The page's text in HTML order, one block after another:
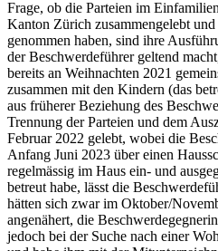
Frage, ob die Parteien im
Kanton Zürich zusammengelebt
genommen haben, sind ihre
der Beschwerdeführer geltend
bereits an Weihnachten 2021
zusammen mit den Kindern (das
aus früherer Beziehung des
Trennung der Parteien und dem
Februar 2022 gelebt, wobei die
Anfang Juni 2023 über einen
regelmässig im Haus ein- und
betreut habe, lässt die
hätten sich zwar im Oktober/
angenähert, die
jedoch bei der Suche nach einer